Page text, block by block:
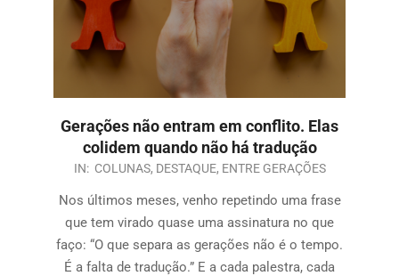
Gerações não entram em conflito. Elas
colidem quando não há tradução
IN: COLUNAS, DESTAQUE, ENTRE GERAÇÕES
Nos últimos meses, venho repetindo uma frase
que tem virado quase uma assinatura no que
faço: “O que separa as gerações não é o tempo.
É a falta de tradução.” E a cada palestra, cada